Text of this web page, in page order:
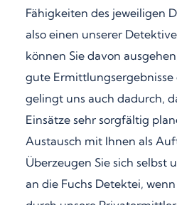
Fähigkeiten des jeweiligen
also einen unserer
können Sie davon
gute Ermittlungsergebnisse
gelingt uns auch dadurch,
Einsätze sehr sorgfältig
Austausch mit Ihnen als
Überzeugen Sie sich selbst
an die Fuchs Detektei,